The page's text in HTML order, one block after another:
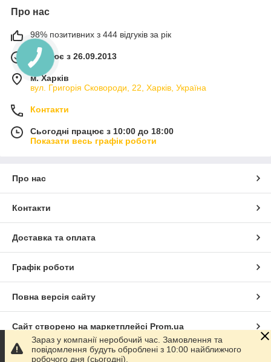
Про нас
98% позитивних з 444 відгуків за рік
Працює з 26.09.2013
м. Харків
вул. Григорія Сковороди, 22, Харків, Україна
Контакти
Сьогодні працює з 10:00 до 18:00
Показати весь графік роботи
Про нас
Контакти
Доставка та оплата
Графік роботи
Повна версія сайту
Сайт створено на маркетплейсі Prom.ua
Політика конфіденційності
Зараз у компанії неробочий час. Замовлення та
повідомлення будуть оброблені з 10:00 найближчого
робочого дня (сьогодні).